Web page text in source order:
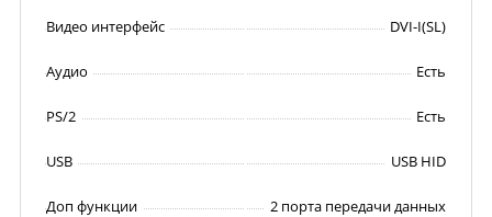
Видео интерфейс DVI-I(SL)
Аудио Есть
PS/2 Есть
USB USB HID
Доп функции 2 порта передачи данных